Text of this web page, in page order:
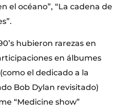
el océano”, “La cadena de
hubieron rarezas en
en álbumes
el dedicado a la
Bob Dylan revisitado)
“Medicine show”